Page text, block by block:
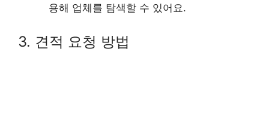
용해 업체를 탐색할 수 있어요.
3. 견적 요청 방법